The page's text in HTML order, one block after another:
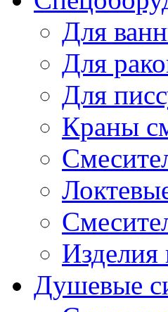
Для
Для
Для
Краны
Душевые